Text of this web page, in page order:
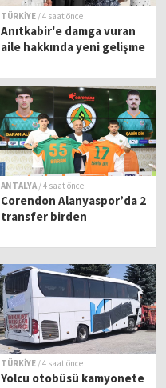
TÜRKİYE / 4 saat önce
Anıtkabir'e damga vuran
aile hakkında yeni gelişme
ANTALYA / 4 saat önce
Corendon Alanyaspor’da 2
transfer birden
TÜRKİYE / 4 saat önce
Yolcu otobüsü kamyonete